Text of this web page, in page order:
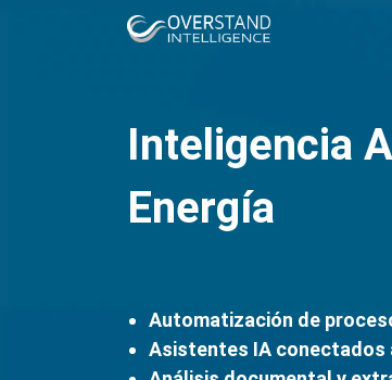
Inteligencia
Energía
Automatización de
Asistentes IA conectados